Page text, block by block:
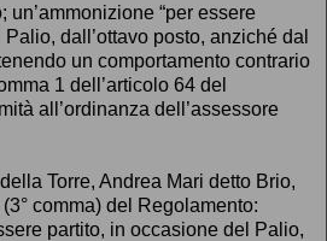
un’ammonizione “per essere
dall’ottavo posto, anziché dal
un comportamento contrario
1 dell’articolo 64 del
all’ordinanza dell’assessore
Torre, Andrea Mari detto Brio,
comma) del Regolamento:
partito, in occasione del Palio,